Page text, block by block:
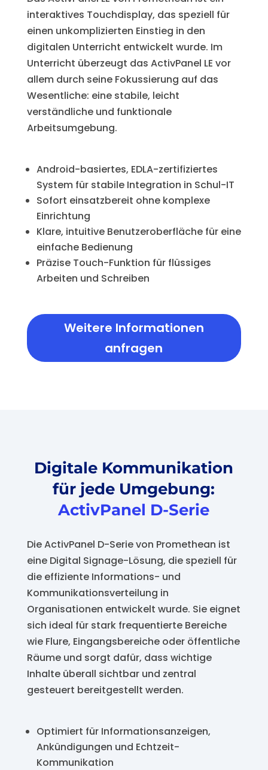
interaktives Touchdisplay, das speziell für
einen unkomplizierten Einstieg in den
digitalen Unterricht entwickelt wurde. Im
Unterricht überzeugt das ActivPanel LE vor
allem durch seine Fokussierung auf das
Wesentliche: eine stabile, leicht
verständliche und funktionale
Arbeitsumgebung.
Android-basiertes, EDLA-zertifiziertes
System für stabile Integration in Schul-IT
Sofort einsatzbereit ohne komplexe
Einrichtung
Klare, intuitive Benutzeroberfläche für eine
einfache Bedienung
Präzise Touch-Funktion für flüssiges
Arbeiten und Schreiben
Weitere Informationen
anfragen
Digitale Kommunikation
für jede Umgebung:
ActivPanel D-Serie
Die ActivPanel D-Serie von Promethean ist
eine Digital Signage-Lösung, die speziell für
die effiziente Informations- und
Kommunikationsverteilung in
Organisationen entwickelt wurde. Sie eignet
sich ideal für stark frequentierte Bereiche
wie Flure, Eingangsbereiche oder öffentliche
Räume und sorgt dafür, dass wichtige
Inhalte überall sichtbar und zentral
gesteuert bereitgestellt werden.
Optimiert für Informationsanzeigen,
Ankündigungen und Echtzeit-
Kommunikation